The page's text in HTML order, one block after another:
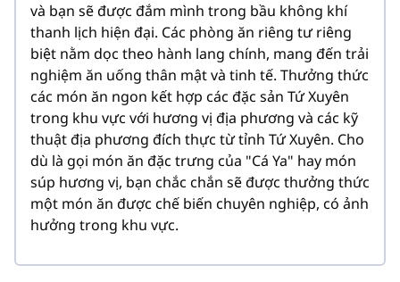
và bạn sẽ được đắm mình trong bầu không khí
thanh lịch hiện đại. Các phòng ăn riêng tư riêng
biệt nằm dọc theo hành lang chính, mang đến trải
nghiệm ăn uống thân mật và tinh tế. Thưởng thức
các món ăn ngon kết hợp các đặc sản Tứ Xuyên
trong khu vực với hương vị địa phương và các kỹ
thuật địa phương đích thực từ tỉnh Tứ Xuyên. Cho
dù là gọi món ăn đặc trưng của "Cá Ya" hay món
súp hương vị, bạn chắc chắn sẽ được thưởng thức
một món ăn được chế biến chuyên nghiệp, có ảnh
hưởng trong khu vực.